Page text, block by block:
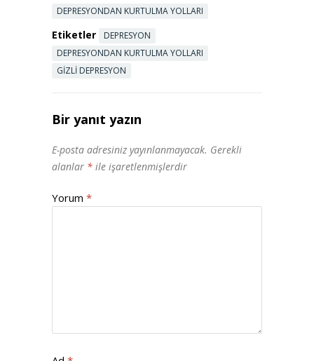
DEPRESYONDAN KURTULMA YOLLARI
Etiketler
DEPRESYON
DEPRESYONDAN KURTULMA YOLLARI
GIZLI DEPRESYON
Bir yanıt yazın
E-posta adresiniz yayınlanmayacak. Gerekli
alanlar * ile işaretlenmişlerdir
Yorum *